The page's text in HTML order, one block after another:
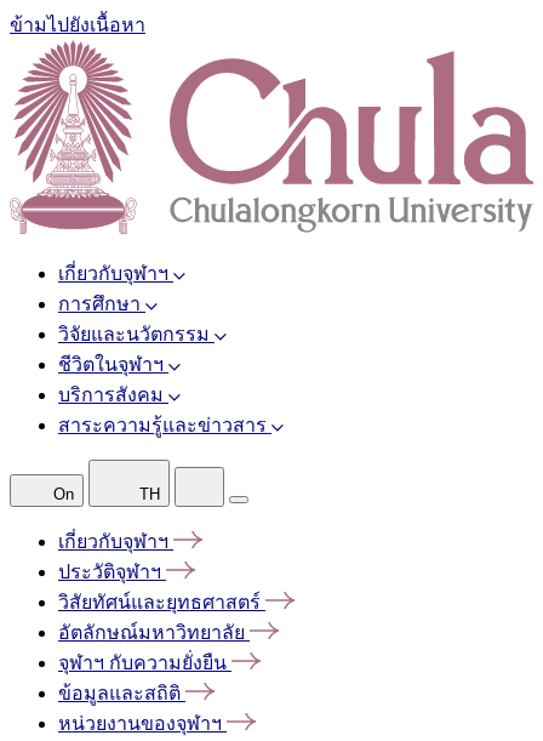
ข้ามไปยังเนื้อหา
เกี่ยวกับจุฬาฯ
การศึกษา
วิจัยและนวัตกรรม
ชีวิตในจุฬาฯ
บริการสังคม
สาระความรู้และข่าวสาร
On TH
เกี่ยวกับจุฬาฯ
ประวัติจุฬาฯ
วิสัยทัศน์และยุทธศาสตร์
อัตลักษณ์มหาวิทยาลัย
จุฬาฯ กับความยั่งยืน
ข้อมูลและสถิติ
หน่วยงานของจุฬาฯ